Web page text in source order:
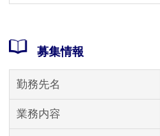
募集情報
勤務先名
業務内容